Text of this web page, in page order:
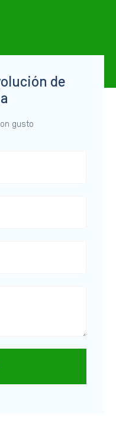
de
gusto